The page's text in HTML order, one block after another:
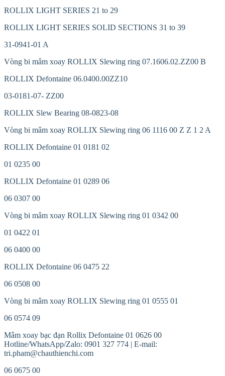
ROLLIX LIGHT SERIES 21 to 29
ROLLIX LIGHT SERIES SOLID SECTIONS 31 to 39
31-0941-01 A
Vòng bi mâm xoay ROLLIX Slewing ring 07.1606.02.ZZ00 B
ROLLIX Defontaine 06.0400.00ZZ10
03-0181-07- ZZ00
ROLLIX Slew Bearing 08-0823-08
Vòng bi mâm xoay ROLLIX Slewing ring 06 1116 00 Z Z 1 2 A
ROLLIX Defontaine 01 0181 02
01 0235 00
ROLLIX Defontaine 01 0289 06
06 0307 00
Vòng bi mâm xoay ROLLIX Slewing ring 01 0342 00
01 0422 01
06 0400 00
ROLLIX Defontaine 06 0475 22
06 0508 00
Vòng bi mâm xoay ROLLIX Slewing ring 01 0555 01
06 0574 09
Mâm xoay bạc đạn Rollix Defontaine 01 0626 00
Hotline/WhatsApp/Zalo: 0901 327 774 | E-mail:
tri.pham@chauthienchi.com
06 0675 00